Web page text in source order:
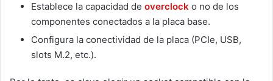
Establece la capacidad de overclock o no de los
componentes conectados a la placa base.
Configura la conectividad de la placa (PCIe, USB,
slots M.2, etc.).